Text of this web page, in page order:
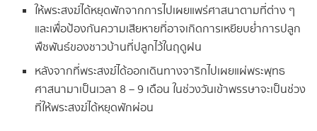
ให้พระสงฆ์ได้หยุดพักจากการไปเผยแพร่ศาสนาตามที่ต่าง ๆ
และเพื่อป้องกันความเสียหายที่อาจเกิดการเหยียบย่ำการปลูก
พืชพันธ์ของชาวบ้านที่ปลูกไว้ในฤดูฝน
หลังจากที่พระสงฆ์ได้ออกเดินทางจาริกไปเผยแผ่พระพุทธ
ศาสนามาเป็นเวลา 8 – 9 เดือน ในช่วงวันเข้าพรรษาจะเป็นช่วง
ที่ให้พระสงฆ์ได้หยุดพักผ่อน